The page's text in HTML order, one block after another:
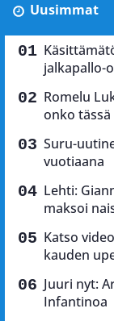
Uusimmat
jalkapallo-
Romelu
onko
Suru-
vuotiaana
Lehti:
maksoi
Katso
kauden
Juuri nyt:
Infantinoa